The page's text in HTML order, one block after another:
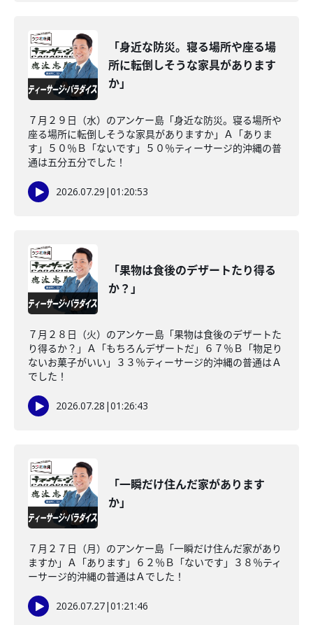
「身近な防災。寝る場所や座る場
所に転倒しそうな家具があります
か」
７月２９日（水）のアンケー島「身近な防災。寝る場所や
座る場所に転倒しそうな家具がありますか」Ａ「ありま
す」５０％Ｂ「ないです」５０％ティーサージ的沖縄の普
通は五分五分でした！
2026.07.29 |01:20:53
「果物は食後のデザートたり得る
か？」
７月２８日（火）のアンケー島「果物は食後のデザートた
り得るか？」Ａ「もちろんデザートだ」６７％Ｂ「物足り
ないお菓子がいい」３３％ティーサージ的沖縄の普通はＡ
でした！
2026.07.28 |01:26:43
「一瞬だけ住んだ家があります
か」
７月２７日（月）のアンケー島「一瞬だけ住んだ家があり
ますか」Ａ「あります」６２％Ｂ「ないです」３８％ティ
ーサージ的沖縄の普通はＡでした！
2026.07.27|01:21:46